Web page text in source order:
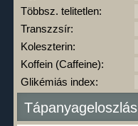
Többsz. telitetlen:
Transzzsír:
Koleszterin:
Koffein (Caffeine):
Glikémiás index:
Tápanyageloszlás